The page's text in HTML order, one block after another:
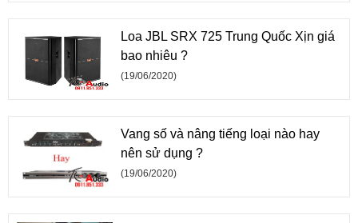
Loa JBL SRX 725 Trung Quốc Xịn giá
bao nhiêu ?
(19/06/2020)
Vang số và nâng tiếng loại nào hay
nên sử dụng ?
(19/06/2020)